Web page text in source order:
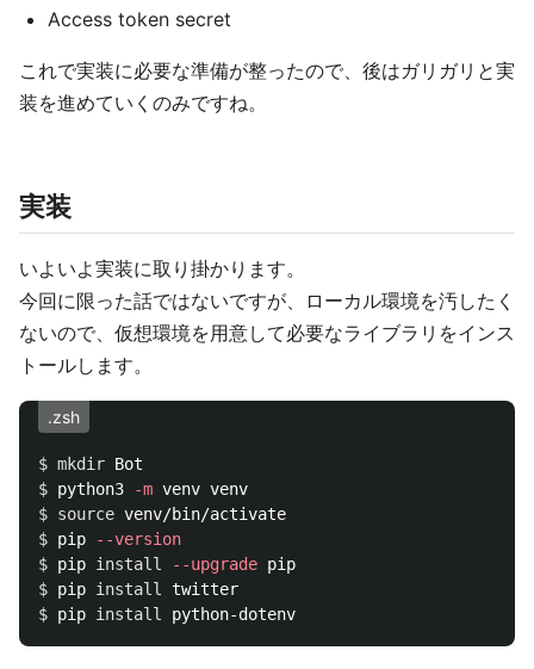
Access token secret
これで実装に必要な準備が整ったので、後はガリガリと実
装を進めていくのみですね。
実装
いよいよ実装に取り掛かります。
今回に限った話ではないですが、ローカル環境を汚したく
ないので、仮想環境を用意して必要なライブラリをインス
トールします。
.zsh
$ mkdir
$ python3 -m
$ source
$ pip
--version
$ pip install --upgrade
$ pip install
$ pip install